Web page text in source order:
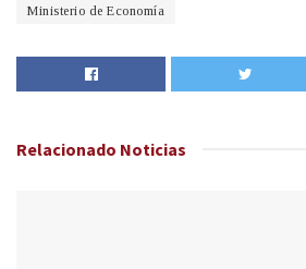
Ministerio de Economía
Relacionado Noticias